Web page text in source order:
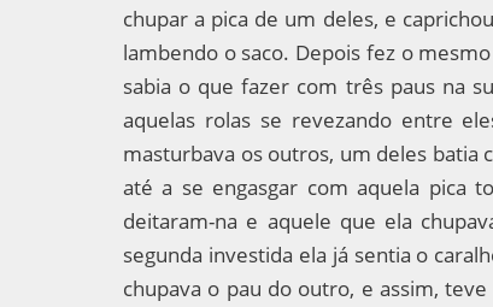
chupar a pica de um deles, e
lambendo o saco. Depois fez o
sabia o que fazer com três paus na
aquelas rolas se revezando entre
masturbava os outros, um deles batia
até a se engasgar com aquela pica
deitaram-na e aquele que ela
segunda investida ela já sentia o
chupava o pau do outro, e assim,